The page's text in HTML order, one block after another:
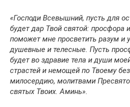
«Господи Всевышний, пусть для
будет дар Твой святой: просфора
поможет мне просветить разум и
душевные и телесные. Пусть
будет во здравие тела и души
страстей и немощей по Твоему
милосердию, молитвами
святых Твоих. Аминь».